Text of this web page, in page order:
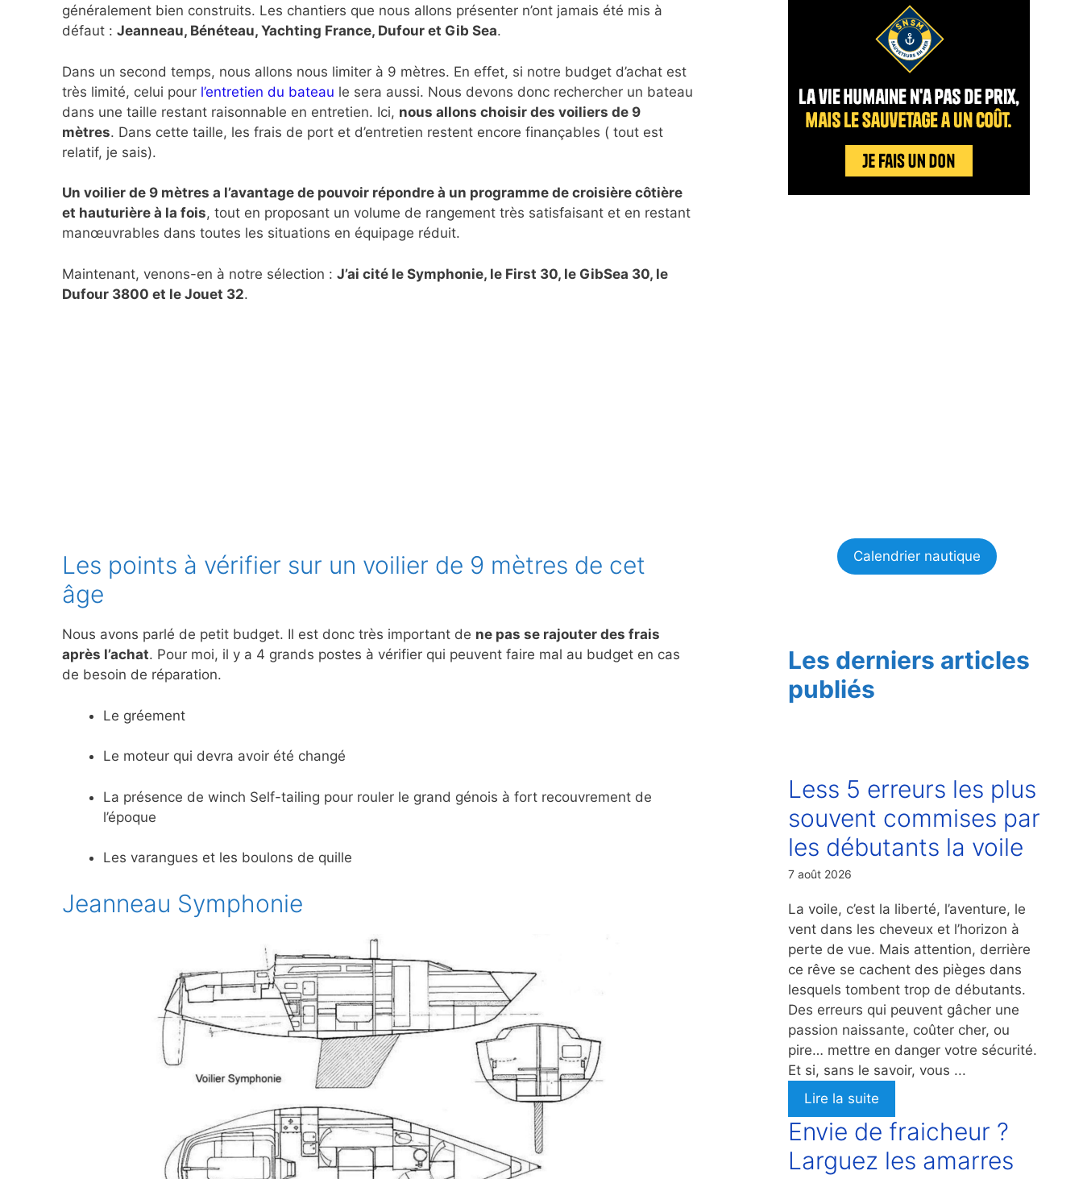
généralement bien construits. Les chantiers que nous allons présenter n’ont jamais été mis à
défaut : Jeanneau, Bénéteau, Yachting France, Dufour et Gib Sea.
Dans un second temps, nous allons nous limiter à 9 mètres. En effet, si notre budget d’achat est
très limité, celui pour l’entretien du bateau le sera aussi. Nous devons donc rechercher un bateau
dans une taille restant raisonnable en entretien. Ici, nous allons choisir des voiliers de 9
mètres. Dans cette taille, les frais de port et d’entretien restent encore finançables ( tout est
relatif, je sais).
Un voilier de 9 mètres a l’avantage de pouvoir répondre à un programme de croisière côtière
et hauturière à la fois, tout en proposant un volume de rangement très satisfaisant et en restant
manœuvrables dans toutes les situations en équipage réduit.
Maintenant, venons-en à notre sélection : J’ai cité le Symphonie, le First 30, le GibSea 30, le
Dufour 3800 et le Jouet 32.
Les points à vérifier sur un voilier de 9 mètres de cet
âge
Nous avons parlé de petit budget. Il est donc très important de ne pas se rajouter des frais
après l’achat. Pour moi, il y a 4 grands postes à vérifier qui peuvent faire mal au budget en cas
de besoin de réparation.
Le gréement
Le moteur qui devra avoir été changé
La présence de winch Self-tailing pour rouler le grand génois à fort recouvrement de
l’époque
Les varangues et les boulons de quille
Jeanneau Symphonie
Calendrier nautique
Les derniers articles
publiés
Less 5 erreurs les plus
souvent commises par
les débutants la voile
7 août 2026
La voile, c’est la liberté, l’aventure, le
vent dans les cheveux et l’horizon à
perte de vue. Mais attention, derrière
ce rêve se cachent des pièges dans
lesquels tombent trop de débutants.
Des erreurs qui peuvent gâcher une
passion naissante, coûter cher, ou
pire… mettre en danger votre sécurité.
Et si, sans le savoir, vous ...
Lire la suite
Envie de fraicheur ?
Larguez les amarres